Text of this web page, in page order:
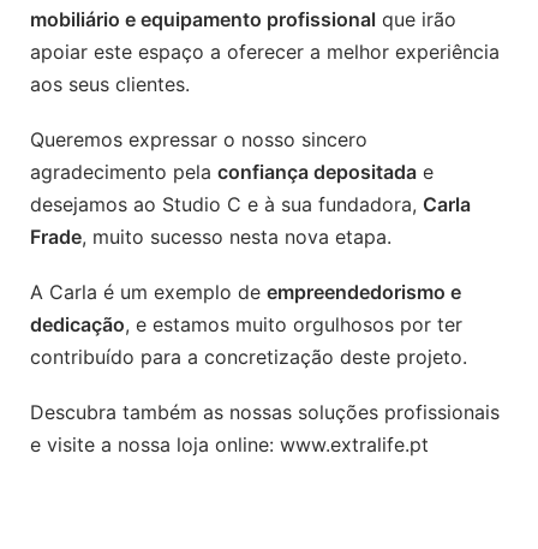
mobiliário e equipamento profissional que irão
apoiar este espaço a oferecer a melhor experiência
aos seus clientes.
Queremos expressar o nosso sincero
agradecimento pela confiança depositada e
desejamos ao Studio C e à sua fundadora, Carla
Frade, muito sucesso nesta nova etapa.
A Carla é um exemplo de empreendedorismo e
dedicação, e estamos muito orgulhosos por ter
contribuído para a concretização deste projeto.
Descubra também as nossas soluções profissionais
e visite a nossa loja online: www.extralife.pt